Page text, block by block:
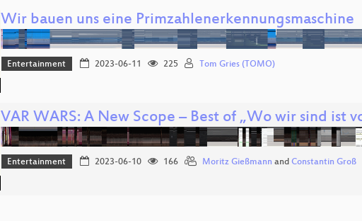
Wir bauen uns eine Primzahlenerkennungsmaschine
Entertainment 2023-06-11 225 Tom Gries (TOMO)
VAR WARS: A New Scope – Best of „Wo wir sind ist
Entertainment 2023-06-10 166 Moritz Gießmann and Constantin Groß